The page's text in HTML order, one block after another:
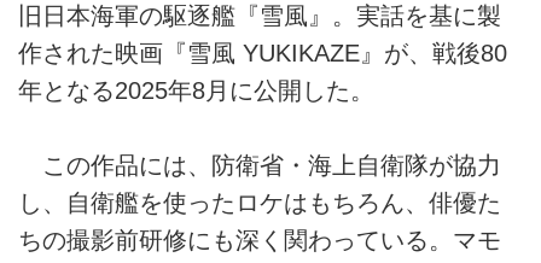
旧日本海軍の駆逐艦『雪風』。実話を基に製
作された映画『雪風 YUKIKAZE』が、戦後80
年となる2025年8月に公開した。
この作品には、防衛省・海上自衛隊が協力
し、自衛艦を使ったロケはもちろん、俳優た
ちの撮影前研修にも深く関わっている。マモ